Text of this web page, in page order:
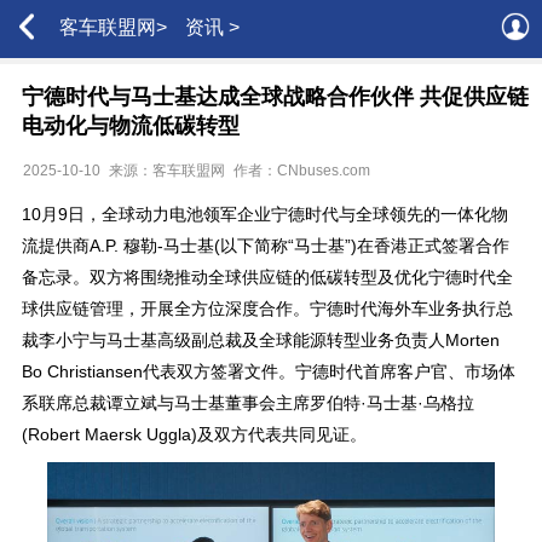
客车联盟网> 资讯 >
宁德时代与马士基达成全球战略合作伙伴 共促供应链
电动化与物流低碳转型
2025-10-10 来源：客车联盟网 作者：CNbuses.com
10月9日，全球动力电池领军企业宁德时代与全球领先的一体化物
流提供商A.P. 穆勒-马士基(以下简称“马士基”)在香港正式签署合作
备忘录。双方将围绕推动全球供应链的低碳转型及优化宁德时代全
球供应链管理，开展全方位深度合作。宁德时代海外车业务执行总
裁李小宁与马士基高级副总裁及全球能源转型业务负责人Morten
Bo Christiansen代表双方签署文件。宁德时代首席客户官、市场体
系联席总裁谭立斌与马士基董事会主席罗伯特·马士基·乌格拉
(Robert Maersk Uggla)及双方代表共同见证。